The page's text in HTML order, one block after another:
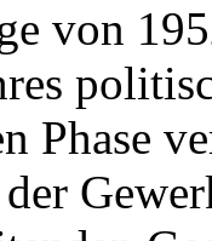
von
Phase